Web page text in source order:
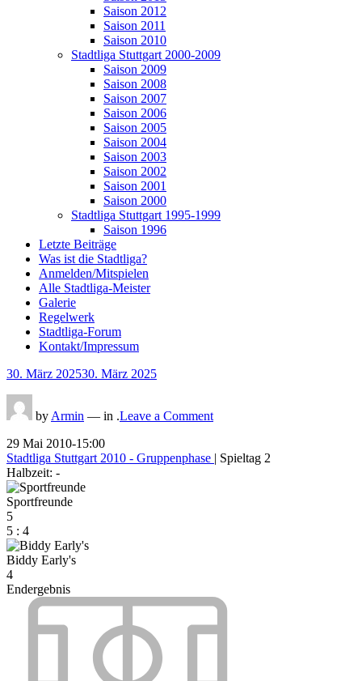
Saison 2012
Saison 2011
Saison 2010
Stadtliga Stuttgart 2000-2009
Saison 2009
Saison 2008
Saison 2007
Saison 2006
Saison 2005
Saison 2004
Saison 2003
Saison 2002
Saison 2001
Saison 2000
Stadtliga Stuttgart 1995-1999
Saison 1996
Letzte Beiträge
Was ist die Stadtliga?
Anmelden/Mitspielen
Alle Stadtliga-Meister
Galerie
Regelwerk
Stadtliga-Forum
Kontakt/Impressum
Posted
30. März 202530. März 2025
by Armin — in .Leave a Comment
29 Mai 2010-15:00
Stadtliga Stuttgart 2010 - Gruppenphase | Spieltag 2
Halbzeit: -
Sportfreunde
5
5 : 4
Biddy Early's
4
Endergebnis